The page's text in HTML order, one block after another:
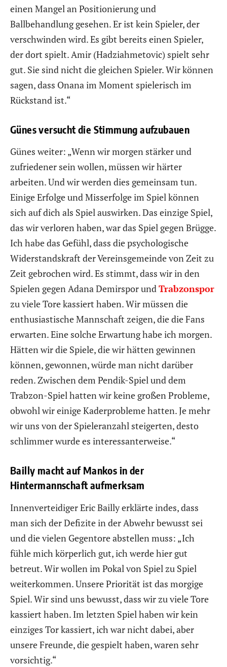
einen Mangel an Positionierung und
Ballbehandlung gesehen. Er ist kein Spieler, der
verschwinden wird. Es gibt bereits einen Spieler,
der dort spielt. Amir (Hadziahmetovic) spielt sehr
gut. Sie sind nicht die gleichen Spieler. Wir können
sagen, dass Onana im Moment spielerisch im
Rückstand ist.“
Günes versucht die Stimmung aufzubauen
Günes weiter: „Wenn wir morgen stärker und
zufriedener sein wollen, müssen wir härter
arbeiten. Und wir werden dies gemeinsam tun.
Einige Erfolge und Misserfolge im Spiel können
sich auf dich als Spiel auswirken. Das einzige Spiel,
das wir verloren haben, war das Spiel gegen Brügge.
Ich habe das Gefühl, dass die psychologische
Widerstandskraft der Vereinsgemeinde von Zeit zu
Zeit gebrochen wird. Es stimmt, dass wir in den
Spielen gegen Adana Demirspor undTrabzonspor
zu viele Tore kassiert haben. Wir müssen die
enthusiastische Mannschaft zeigen, die die Fans
erwarten. Eine solche Erwartung habe ich morgen.
Hätten wir die Spiele, die wir hätten gewinnen
können, gewonnen, würde man nicht darüber
reden. Zwischen dem Pendik-Spiel und dem
Trabzon-Spiel hatten wir keine großen Probleme,
obwohl wir einige Kaderprobleme hatten. Je mehr
wir uns von der Spieleranzahl steigerten, desto
schlimmer wurde es interessanterweise.“
Bailly macht auf Mankos in der
Hintermannschaft aufmerksam
Innenverteidiger Eric Bailly erklärte indes, dass
man sich der Defizite in der Abwehr bewusst sei
und die vielen Gegentore abstellen muss: „Ich
fühle mich körperlich gut, ich werde hier gut
betreut. Wir wollen im Pokal von Spiel zu Spiel
weiterkommen. Unsere Priorität ist das morgige
Spiel. Wir sind uns bewusst, dass wir zu viele Tore
kassiert haben. Im letzten Spiel haben wir kein
einziges Tor kassiert, ich war nicht dabei, aber
unsere Freunde, die gespielt haben, waren sehr
vorsichtig.“